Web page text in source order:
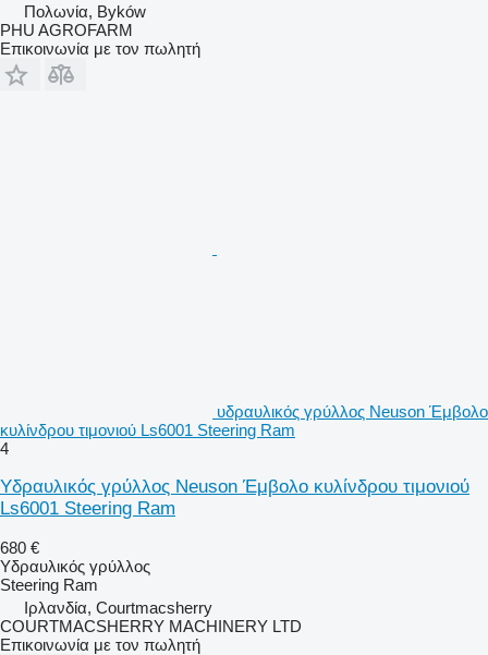
Πολωνία, Byków
PHU AGROFARM
Επικοινωνία με τον πωλητή
υδραυλικός γρύλλος Neuson Έμβολο
κυλίνδρου τιμονιού Ls6001 Steering Ram
4
Υδραυλικός γρύλλος Neuson Έμβολο κυλίνδρου τιμονιού
Ls6001 Steering Ram
680 €
Υδραυλικός γρύλλος
Steering Ram
Ιρλανδία, Courtmacsherry
COURTMACSHERRY MACHINERY LTD
Επικοινωνία με τον πωλητή